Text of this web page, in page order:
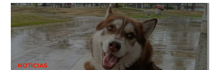
NOTICIAS